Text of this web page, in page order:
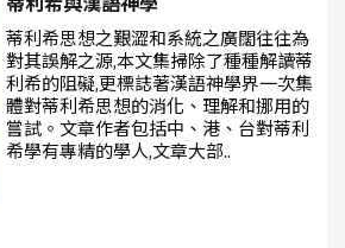
蒂利希思想之艱澀和系統之廣闊往往為
對其誤解之源,本文集掃除了種種解讀蒂
利希的阻礙,更標誌著漢語神學界一次集
體對蒂利希思想的消化、理解和挪用的
嘗試。文章作者包括中、港、台對蒂利
希學有專精的學人,文章大部..